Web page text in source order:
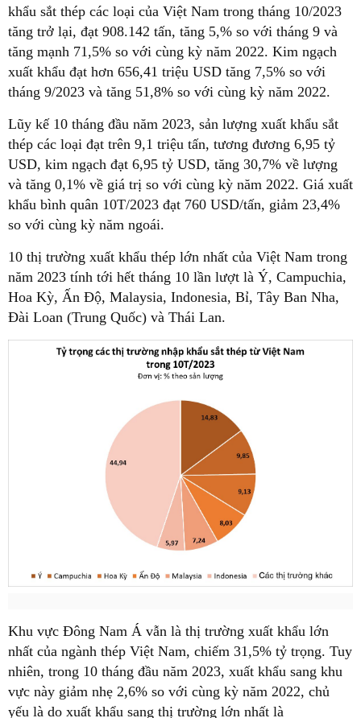
khẩu sắt thép các loại của Việt Nam trong tháng 10/2023
tăng trở lại, đạt 908.142 tấn, tăng 5,% so với tháng 9 và
tăng mạnh 71,5% so với cùng kỳ năm 2022. Kim ngạch
xuất khẩu đạt hơn 656,41 triệu USD tăng 7,5% so với
tháng 9/2023 và tăng 51,8% so với cùng kỳ năm 2022.
Lũy kế 10 tháng đầu năm 2023, sản lượng xuất khẩu sắt
thép các loại đạt trên 9,1 triệu tấn, tương đương 6,95 tỷ
USD, kim ngạch đạt 6,95 tỷ USD, tăng 30,7% về lượng
và tăng 0,1% về giá trị so với cùng kỳ năm 2022. Giá xuất
khẩu bình quân 10T/2023 đạt 760 USD/tấn, giảm 23,4%
so với cùng kỳ năm ngoái.
10 thị trường xuất khẩu thép lớn nhất của Việt Nam trong
năm 2023 tính tới hết tháng 10 lần lượt là Ý, Campuchia,
Hoa Kỳ, Ấn Độ, Malaysia, Indonesia, Bỉ, Tây Ban Nha,
Đài Loan (Trung Quốc) và Thái Lan.
Khu vực Đông Nam Á vẫn là thị trường xuất khẩu lớn
nhất của ngành thép Việt Nam, chiếm 31,5% tỷ trọng. Tuy
nhiên, trong 10 tháng đầu năm 2023, xuất khẩu sang khu
vực này giảm nhẹ 2,6% so với cùng kỳ năm 2022, chủ
yếu là do xuất khẩu sang thị trường lớn nhất là